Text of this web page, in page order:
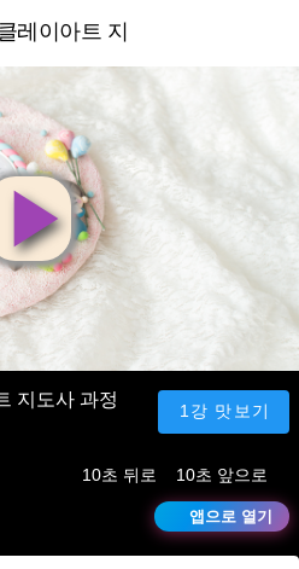
레이아트 지도사 과정 [2급]
영
상
재
생
지도사 과정
1강 맛보기
10초 뒤로 10초 앞으로
앱으로 열기